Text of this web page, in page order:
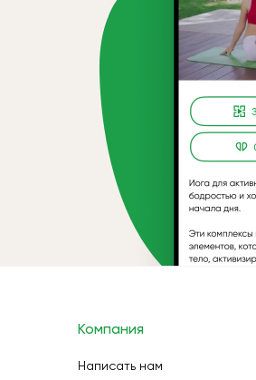
Компания
Написать нам